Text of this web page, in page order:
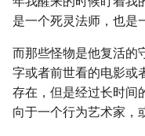
是一个死灵法师，也是
而那些怪物是他复活的
字或者前世看的电影或
存在，但是经过长时间
向于一个行为艺术家，